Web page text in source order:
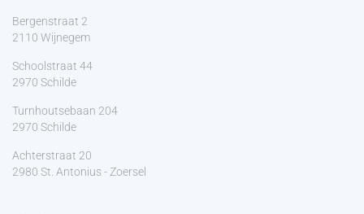
Bergenstraat 2
2110 Wijnegem
Schoolstraat 44
2970 Schilde
Turnhoutsebaan 204
2970 Schilde
Achterstraat 20
2980 St. Antonius - Zoersel